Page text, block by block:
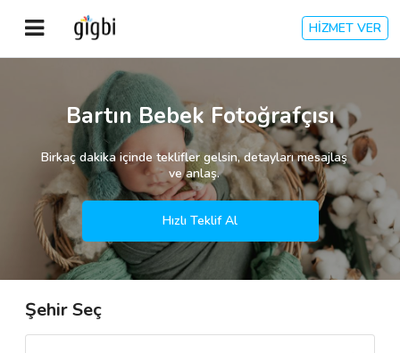
HİZMET VER
Anasayfa
Giriş Yap
Kayıt Ol
Kategoriler
🎈 Biz Kimiz?
Bartın Bebek Fotoğrafçısı
Birkaç dakika içinde teklifler gelsin, detayları mesajlaş
ve anlaş.
Hızlı Teklif Al
Şehir Seç